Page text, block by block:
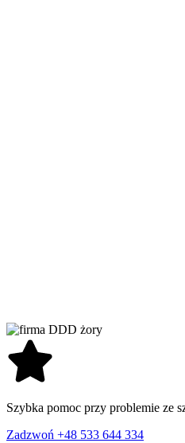
Szybka pomoc przy problemie ze
Zadzwoń +48 533 644 334